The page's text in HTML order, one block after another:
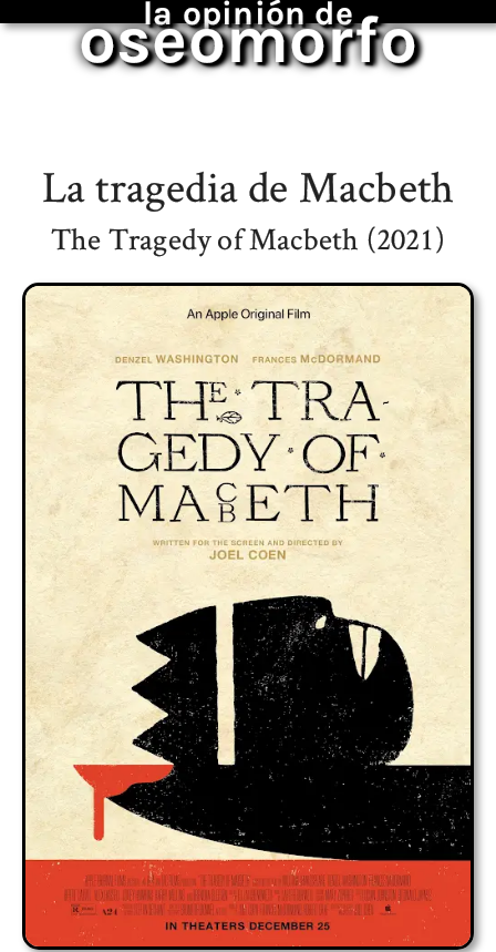
la opinión de
oseomorfo
La tragedia de Macbeth
The Tragedy of Macbeth (2021)